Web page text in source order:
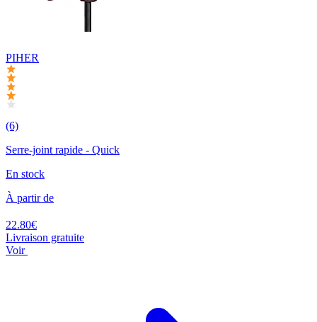
PIHER
(6)
Serre-joint rapide - Quick
En stock
À partir de
22.80€
Livraison gratuite
Voir